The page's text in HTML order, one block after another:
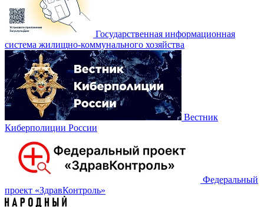
Государственная информационная
система жилищно-коммунального хозяйства
Вестник
Киберполиции России
Федеральный
проект «‎ЗдравКонтроль»